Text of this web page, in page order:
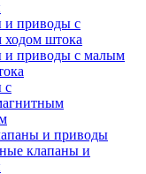
и приводы с
штока
и приводы с малым
с
и приводы
клапаны и